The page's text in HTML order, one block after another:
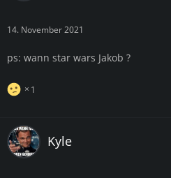
14. November 2021
ps: wann star wars Jakob ?
1
Kyle